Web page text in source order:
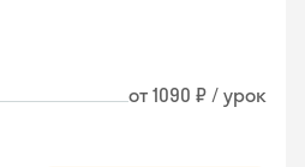
от 1090 ₽ / урок